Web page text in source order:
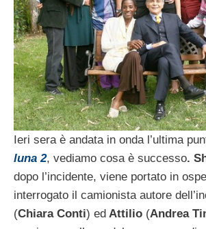
Ieri sera è andata in onda l’ultima
luna 2, vediamo cosa è successo.
dopo l’incidente, viene portato in
interrogato il camionista autore
(Chiara Conti) ed Attilio (Andrea